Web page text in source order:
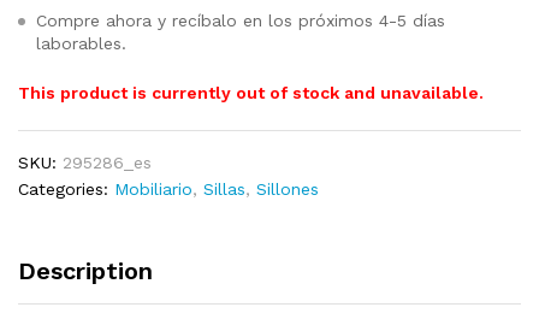
Compre ahora y recíbalo en los próximos 4-5 días
laborables.
This product is currently out of stock and unavailable.
SKU: 295286_es
Categories: Mobiliario, Sillas, Sillones
Description